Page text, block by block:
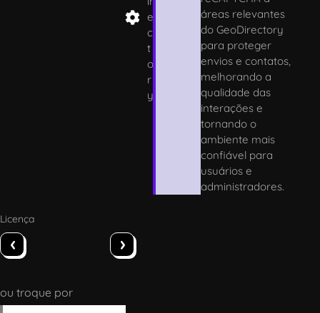
e
c
t
o
r
y
áreas relevantes
do GeoDirectory
para proteger
envios e contatos,
melhorando a
qualidade das
interações e
tornando o
ambiente mais
confiável para
usuários e
administradores.
Licença
‹ ›
ou troque por